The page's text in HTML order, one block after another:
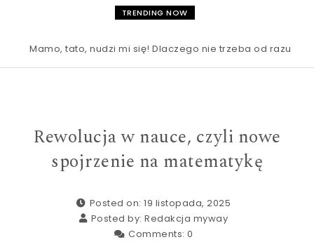
navigation
TRENDING NOW
Mamo, tato, nudzi mi się! Dlaczego nie trzeba od razu
Rewolucja w nauce, czyli nowe
spojrzenie na matematykę
Posted on: 19 listopada, 2025
Posted by: Redakcja myway
Comments: 0